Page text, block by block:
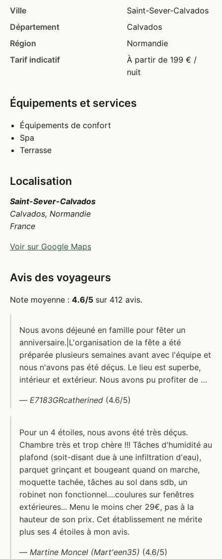
Ville
Saint-Sever-Calvados
Département
Calvados
Région
Normandie
Tarif indicatif
À partir de 199 € /
nuit
Équipements et services
Équipements de confort
Spa
Terrasse
Localisation
Saint-Sever-Calvados
Calvados, Normandie
France
Voir sur Google Maps
Avis des voyageurs
Note moyenne : 4.6/5 sur 412 avis.
Nous avons déjeuné en famille pour fêter un
anniversaire.|L'organisation de la fête a été
préparée plusieurs semaines avant avec l'équipe et
nous n'avons pas été déçus. Le lieu est superbe,
intérieur et extérieur. Nous avons pu profiter de …
— E7183GRcatherined (4.6/5)
Pour un 4 étoiles, nous avons été très déçus.
Chambre très et trop chère !!! Tâches d'humidité au
plafond (soit-disant due à une infiltration d'eau),
parquet grinçant et bougeant quand on marche,
moquette tachée, tâches au sol dans sdb, un
robinet non fonctionnel....coulures sur fenêtres
extérieures... Menu le moins cher 29€, pas à la
hauteur de son prix. Cet établissement ne mérite
plus ses 4 étoiles à mon avis.
— Martine Moncel (Mart'een35) (4.6/5)